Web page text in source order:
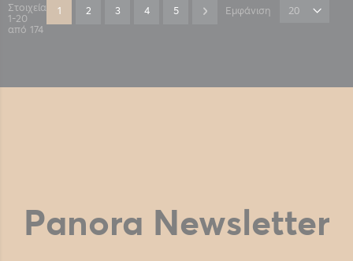
Στοιχεία
1-20
από 174
Διαβάζετε αυτή τη στιγμή τη σελίδα
1 Σελίδα
2 Σελίδα
3 Σελίδα
4 Σελίδα
5 Σελίδα
ΕπόμενοΕμφάνιση
Panora Newsletter